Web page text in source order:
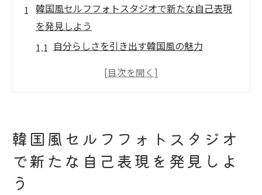
韓国風セルフフォトスタジオで新たな自己表現
を発見しよう
自分らしさを引き出す韓国風の魅力
セルフフォトスタジオでの表現方法を学ぶ
自由に撮影できる韓国風スタジオの特徴
韓国風セルフフォトスタジオでの自由なポ
韓国風セルフフォトスタジオ
で新たな自己表現を発見しよ
う